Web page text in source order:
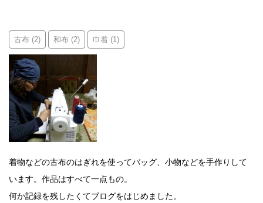
古布 (2) 和布 (2) 巾着 (1)
着物などの古布のはぎれを使ってバッグ、小物などを手作りして
います。作品はすべて一点もの。
何か記録を残したくてブログをはじめました。